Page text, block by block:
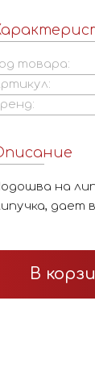
товара:
на
дает
В